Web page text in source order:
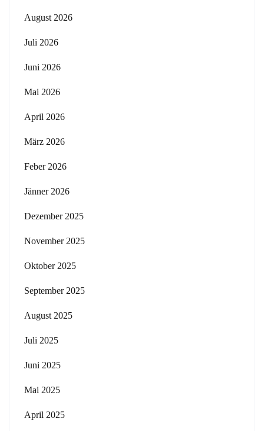
August 2026
Juli 2026
Juni 2026
Mai 2026
April 2026
März 2026
Feber 2026
Jänner 2026
Dezember 2025
November 2025
Oktober 2025
September 2025
August 2025
Juli 2025
Juni 2025
Mai 2025
April 2025